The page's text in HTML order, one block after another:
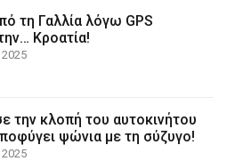
τη Γαλλία λόγω GPS
Κροατία!
2025
την κλοπή του αυτοκινήτου
ψώνια με τη σύζυγο!
2025